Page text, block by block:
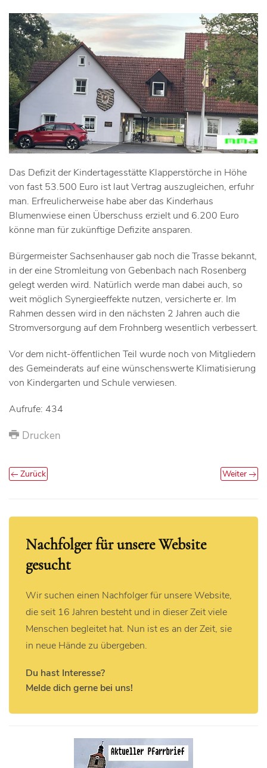
Das Defizit der Kindertagesstätte Klapperstörche in Höhe
von fast 53.500 Euro ist laut Vertrag auszugleichen, erfuhr
man. Erfreulicherweise habe aber das Kinderhaus
Blumenwiese einen Überschuss erzielt und 6.200 Euro
könne man für zukünftige Defizite ansparen.
Bürgermeister Sachsenhauser gab noch die Trasse bekannt,
in der eine Stromleitung von Gebenbach nach Rosenberg
gelegt werden wird. Natürlich werde man dabei auch, so
weit möglich Synergieeffekte nutzen, versicherte er. Im
Rahmen dessen wird in den nächsten 2 Jahren auch die
Stromversorgung auf dem Frohnberg wesentlich verbessert.
Vor dem nicht-öffentlichen Teil wurde noch von Mitgliedern
des Gemeinderats auf eine wünschenswerte Klimatisierung
von Kindergarten und Schule verwiesen.
Aufrufe: 434
Drucken
Zurück Weiter
Nachfolger für unsere Website
gesucht
Wir suchen einen Nachfolger für unsere Website,
die seit 16 Jahren besteht und in dieser Zeit viele
Menschen begleitet hat. Nun ist es an der Zeit, sie
in neue Hände zu übergeben.
Du hast Interesse?
Melde dich gerne bei uns!